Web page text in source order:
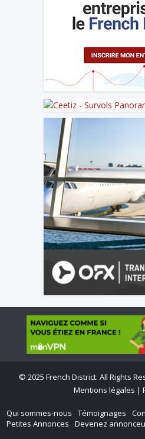
© 2025 French District. All Rights
Mentions légales |
Qui sommes-nous Témoignages
Petites Annonces
Devenez